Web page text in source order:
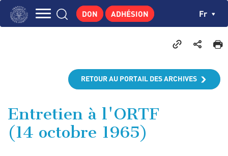
Aller
CENTRE DE RECHERCHES
PUBLICATIONS
ACTUALITÉS
ENSEIGNEMENT
DON ADHÉSION Fr
RETOUR AU PORTAIL DES ARCHIVES
Entretien à l'ORTF
(14 octobre 1965)
Panneau de gestion des cookies